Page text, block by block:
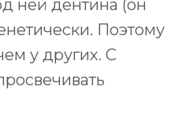
ней дентина (он
Поэтому
у других. С